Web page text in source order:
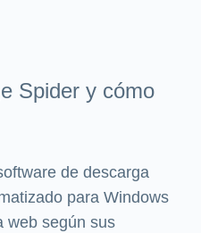
Spider y cómo
de descarga
para Windows
web según sus